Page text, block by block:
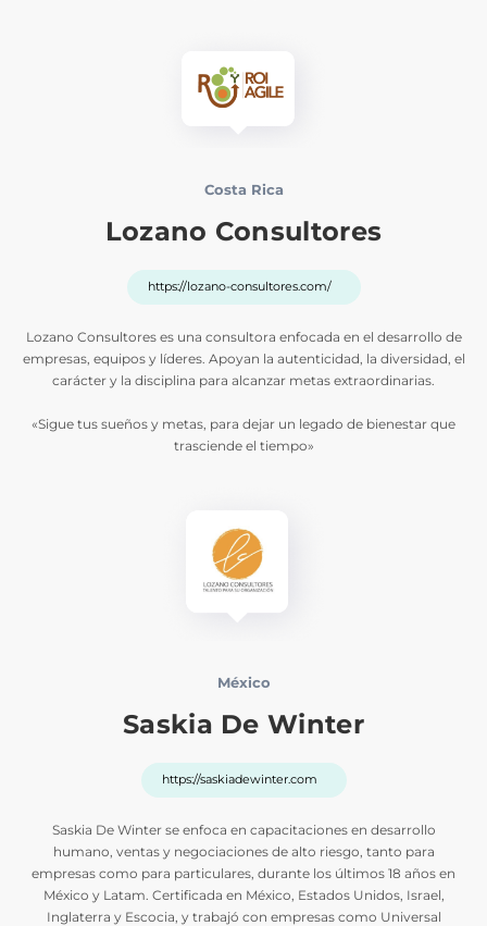
Costa Rica
Lozano Consultores
https://lozano-consultores.com/
Lozano Consultores es una consultora enfocada en el desarrollo de
empresas, equipos y líderes. Apoyan la autenticidad, la diversidad, el
carácter y la disciplina para alcanzar metas extraordinarias.
«Sigue tus sueños y metas, para dejar un legado de bienestar que
trasciende el tiempo»
México
Saskia De Winter
https://saskiadewinter.com
Saskia De Winter se enfoca en capacitaciones en desarrollo
humano, ventas y negociaciones de alto riesgo, tanto para
empresas como para particulares, durante los últimos 18 años en
México y Latam. Certificada en México, Estados Unidos, Israel,
Inglaterra y Escocia, y trabajó con empresas como Universal